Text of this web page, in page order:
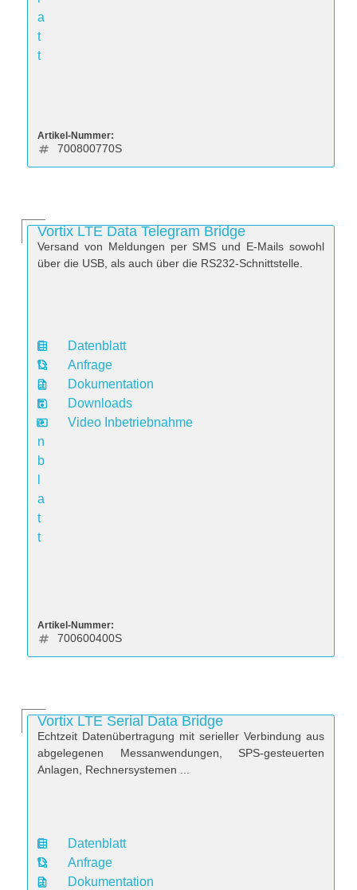
a
t
t
Artikel-Nummer:
700800770S
Vortix LTE Data Telegram Bridge
Versand von Meldungen per SMS und E-Mails sowohl
über die USB, als auch über die RS232-Schnittstelle.
D
a
t
e
n
b
a
t
t
Datenblatt
Anfrage
Dokumentation
Downloads
Video Inbetriebnahme
Artikel-Nummer:
700600400S
Vortix LTE Serial Data Bridge
Echtzeit Datenübertragung mit serieller Verbindung aus
abgelegenen Messanwendungen, SPS-gesteuerten
Anlagen, Rechnersystemen ...
D
a
Datenblatt
Anfrage
Dokumentation